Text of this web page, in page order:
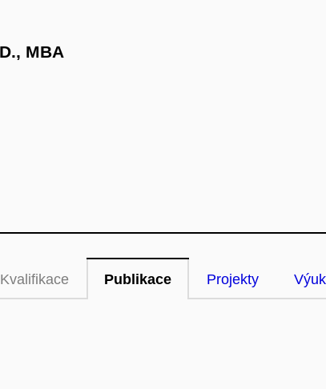
MBA
Kvalifikace Publikace Projekty